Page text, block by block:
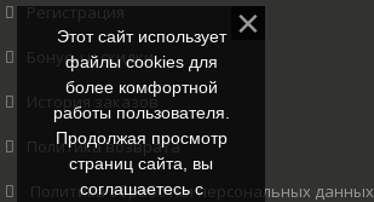
Регистрация
Бонусы и скидки
История заказов
Политика возврата
Политика обработки персональных данных
Этот сайт использует
файлы cookies для
более комфортной
работы пользователя.
Продолжая просмотр
страниц сайта, вы
соглашаетесь с